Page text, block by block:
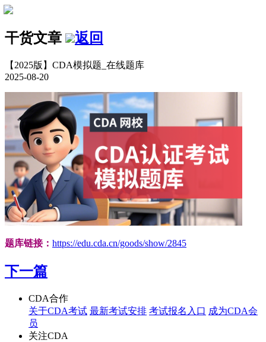
干货文章 返回
【2025版】CDA模拟题_在线题库
2025-08-20
题库链接： https://edu.cda.cn/goods/show/2845
下一篇
CDA合作
关于CDA考试 最新考试安排 考试报名入口 成为CDA会
员
关注CDA